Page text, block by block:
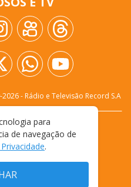
2026- Rádio e Televisão Record S.A
PRIVACIDADE
DE USO
para
de navegação de
.